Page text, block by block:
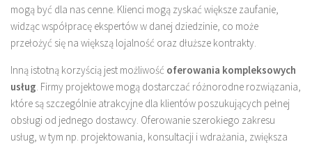
mogą być dla nas cenne. Klienci mogą zyskać większe zaufanie,
widząc współpracę ekspertów w danej dziedzinie, co może
przełożyć się na większą lojalność oraz dłuższe kontrakty.
Inną istotną korzyścią jest możliwość oferowania kompleksowych
usług . Firmy projektowe mogą dostarczać różnorodne rozwiązania,
które są szczególnie atrakcyjne dla klientów poszukujących pełnej
obsługi od jednego dostawcy. Oferowanie szerokiego zakresu
usług, w tym np. projektowania, konsultacji i wdrażania, zwiększa